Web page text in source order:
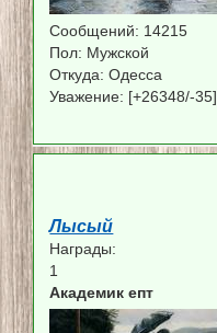
Сообщений: 14215
Пол: Мужской
Откуда: Одесса
Уважение: [+26348/-35]
Лысый
Награды:
1
Академик епт